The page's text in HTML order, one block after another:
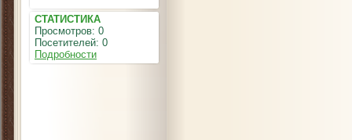
СТАТИСТИКА
Просмотров: 0
Посетителей: 0
Подробности